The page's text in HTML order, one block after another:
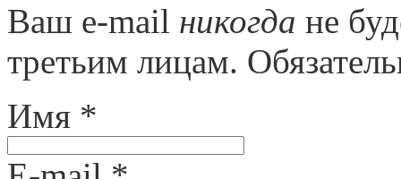
Ваш e-mail никогда не
третьим лицам.
Имя *